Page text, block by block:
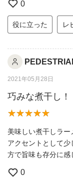
0
役に立った レ
2021年05月28日
巧みな煮干し！
美味しい煮干しラー
アクセントとして
方で旨味も存分に感
0